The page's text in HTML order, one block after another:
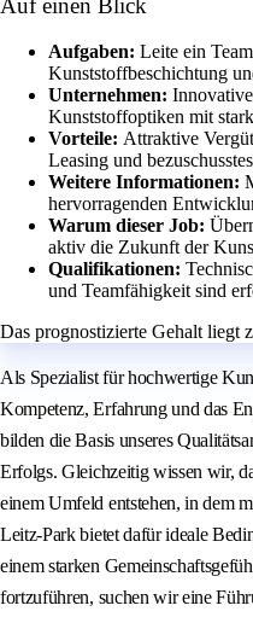
Aufgaben: Leite ein
Kunststoffbeschichtung
Unternehmen:
Kunststoffoptiken mit
Vorteile: Attraktive
Leasing und
Weitere Informationen:
hervorragenden
Warum dieser Job:
aktiv die Zukunft der
Qualifikationen:
und Teamfähigkeit sind
Das prognostizierte Gehalt liegt
Als Spezialist für hochwertige
Kompetenz, Erfahrung und das
bilden die Basis unseres
Erfolgs. Gleichzeitig wissen wir,
einem Umfeld entstehen, in dem
Leitz-Park bietet dafür ideale
einem starken
fortzuführen, suchen wir eine